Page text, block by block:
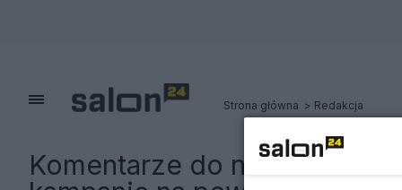
Strona główna Redakcja
Komentarze do notki:Mocne